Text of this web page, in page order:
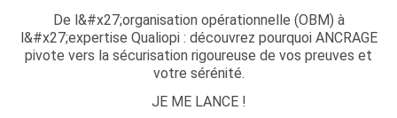
De l&#x27;organisation opérationnelle (OBM) à
l&#x27;expertise Qualiopi : découvrez pourquoi ANCRAGE
pivote vers la sécurisation rigoureuse de vos preuves et
votre sérénité.
JE ME LANCE !